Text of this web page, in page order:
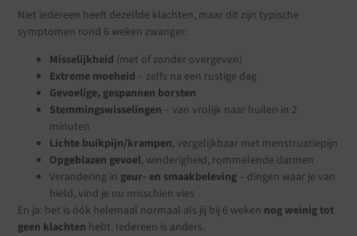
Niet iedereen heeft dezelfde klachten, maar dit zijn typische
symptomen rond 6 weken zwanger:
Misselijkheid (met of zonder overgeven)
Extreme moeheid – zelfs na een rustige dag
Gevoelige, gespannen borsten
Stemmingswisselingen – van vrolijk naar huilen in 2
minuten
Lichte buikpijn/krampen, vergelijkbaar met menstruatiepijn
Opgeblazen gevoel, winderigheid, rommelende darmen
Verandering in geur- en smaakbeleving – dingen waar je van
hield, vind je nu misschien vies
En ja: het is óók helemaal normaal als jij bij 6 weken nog weinig tot
geen klachten hebt. Iedereen is anders.